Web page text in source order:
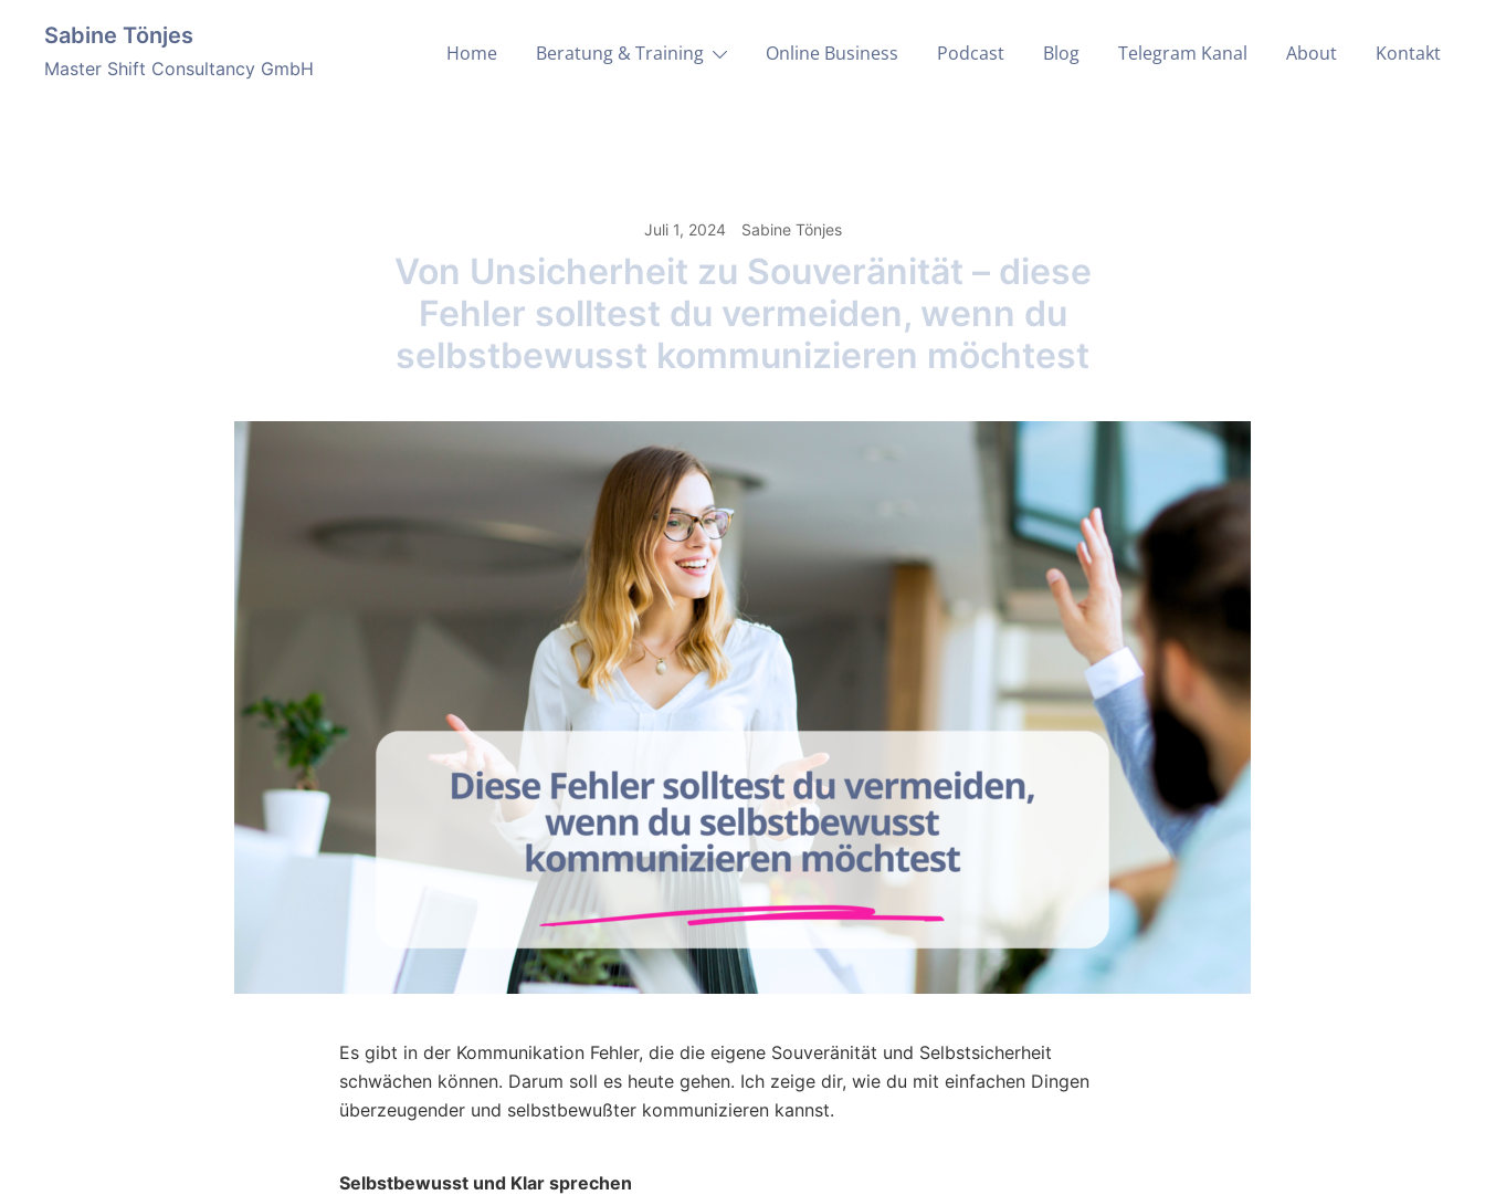
SpringeSabine Tönjes
Master Shift Consultancy GmbH
Home Beratung & Training Online Business Podcast Blog Telegram Kanal About Kontakt
Juli 1, 2024 Sabine Tönjes
Von Unsicherheit zu Souveränität – diese
Fehler solltest du vermeiden, wenn du
selbstbewusst kommunizieren möchtest
Es gibt in der Kommunikation Fehler, die die eigene Souveränität und Selbstsicherheit
schwächen können. Darum soll es heute gehen. Ich zeige dir, wie du mit einfachen Dingen
überzeugender und selbstbewußter kommunizieren kannst.
Selbstbewusst und Klar sprechen